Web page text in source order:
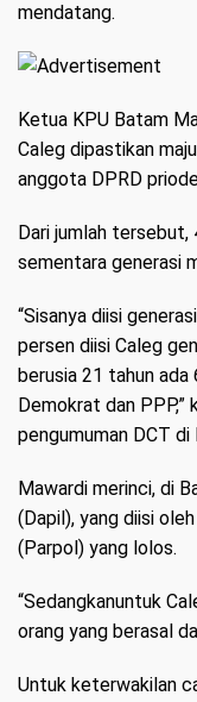
mendatang.
Ketua KPU Batam
Caleg dipastikan
anggota DPRD
Dari jumlah tersebut,
sementara generasi
“Sisanya diisi
persen diisi Caleg
berusia 21 tahun ada
Demokrat dan
pengumuman DCT di
Mawardi merinci, di
(Dapil), yang diisi
(Parpol) yang lolos.
“Sedangkanuntuk
orang yang berasal
Untuk keterwakilan